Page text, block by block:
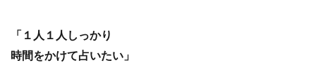
「１人１人しっかり
時間をかけて占いたい」